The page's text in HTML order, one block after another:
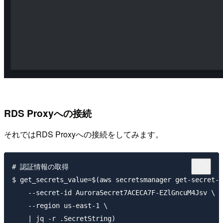
RDS Proxyへの接続
それではRDS Proxyへの接続をしてみます。
# 認証情報の取得
$ get_secrets_value=$(aws secretsmanager get-
    --secret-id AuroraSecret7ACECA7F-EZlGncuM4Jsv \
    --region us-east-1 \
    | jq -r .SecretString)